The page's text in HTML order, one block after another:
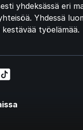
yhdeksässä eri
Yhdessä
työelämää.